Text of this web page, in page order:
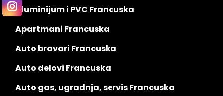
Aluminijum i PVC Francuska
Apartmani Francuska
Auto bravari Francuska
Auto delovi Francuska
Auto gas, ugradnja, servis Francuska